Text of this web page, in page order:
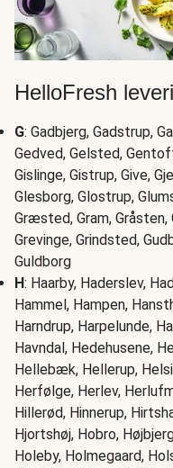
HelloFresh
G: Gadbjerg, Gadstrup,
Gedved, Gelsted,
Gislinge, Gistrup, Give,
Glesborg, Glostrup,
Græsted, Gram, Gråsten,
Grevinge, Grindsted,
Guldborg
H: Haarby, Haderslev,
Hammel, Hampen,
Harndrup, Harpelunde,
Havndal, Hedehusene,
Hellebæk, Hellerup,
Herfølge, Herlev,
Hillerød, Hinnerup,
Hjortshøj, Hobro,
Holeby, Holmegaard,